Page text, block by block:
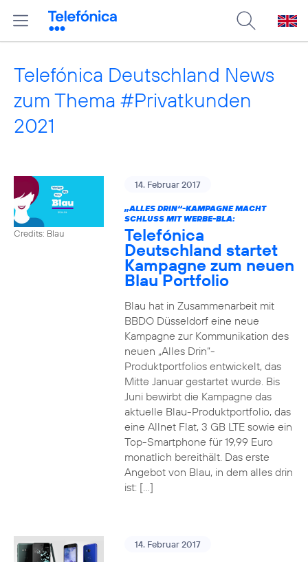
Telefónica Deutschland News
zum Thema #Privatkunden
2021
Credits: Blau
14. Februar 2017
„ALLES DRIN“-KAMPAGNE MACHT
SCHLUSS MIT WERBE-BLA:
Telefónica
Deutschland startet
Kampagne zum neuen
Blau Portfolio
Blau hat in Zusammenarbeit mit
BBDO Düsseldorf eine neue
Kampagne zur Kommunikation des
neuen „Alles Drin“-
Produktportfolios entwickelt, das
Mitte Januar gestartet wurde. Bis
Juni bewirbt die Kampagne das
aktuelle Blau-Produktportfolio, das
eine Allnet Flat, 3 GB LTE sowie ein
Top-Smartphone für 19,99 Euro
monatlich bereithält. Das erste
Angebot von Blau, in dem alles drin
ist: […]
14. Februar 2017